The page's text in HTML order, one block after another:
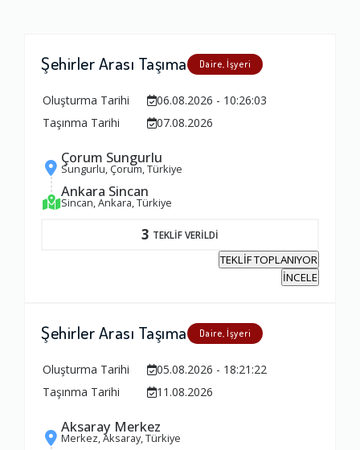
Şehirler Arası Taşıma Daire, İşyeri
Oluşturma Tarihi
06.08.2026 - 10:26:03
Taşınma Tarihi
07.08.2026
Çorum Sungurlu
Sungurlu, Çorum, Türkiye
Ankara Sincan
Sincan, Ankara, Türkiye
3 TEKLİF VERİLDİ
TEKLİF TOPLANIYOR
İNCELE
Şehirler Arası Taşıma Daire, İşyeri
Oluşturma Tarihi
05.08.2026 - 18:21:22
Taşınma Tarihi
11.08.2026
Aksaray Merkez
Merkez, Aksaray, Türkiye